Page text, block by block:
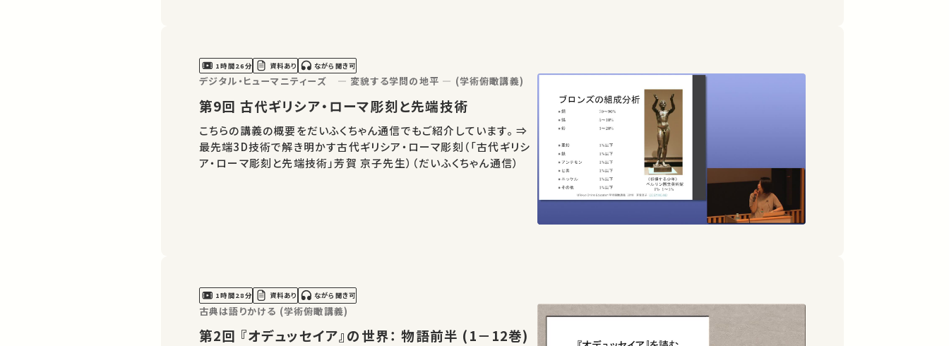
1時間26分 資料あり ながら聞き可
デジタル・ヒューマニティーズ ― 変貌する学問の地平 ― (学術俯瞰講義)
第9回 古代ギリシア・ローマ彫刻と先端技術
こちらの講義の概要をだいふくちゃん通信でもご紹介しています。 ⇒
最先端3D技術で解き明かす古代ギリシア・ローマ彫刻（「古代ギリシ
ア・ローマ彫刻と先端技術」芳賀 京子先生）（だいふくちゃん通信）
1時間28分 資料あり ながら聞き可
古典は語りかける (学術俯瞰講義)
第2回 『オデュッセイア』の世界： 物語前半 (1－12巻)